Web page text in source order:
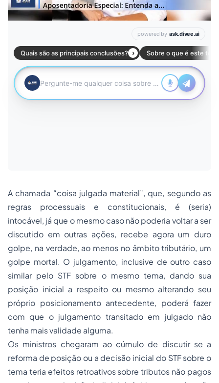
A chamada “coisa julgada material”, que, segundo as
regras processuais e constitucionais, é (seria)
intocável, já que o mesmo caso não poderia voltar a ser
discutido em outras ações, recebe agora um duro
golpe, na verdade, ao menos no âmbito tributário, um
golpe mortal. O julgamento, inclusive de outro caso
similar pelo STF sobre o mesmo tema, dando sua
posição inicial a respeito ou mesmo alterando seu
próprio posicionamento antecedente, poderá fazer
com que o julgamento transitado em julgado não
tenha mais validade alguma.
Os ministros chegaram ao cúmulo de discutir se a
reforma de posição ou a decisão inicial do STF sobre o
tema teria efeitos retroativos sobre tributos não pagos